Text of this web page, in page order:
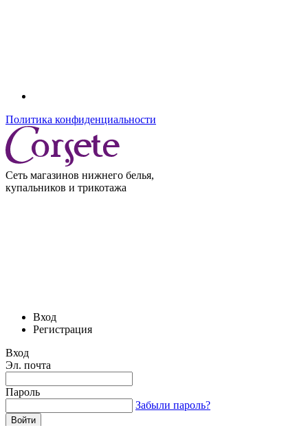
Политика конфиденциальности
Сеть магазинов нижнего белья,
купальников и трикотажа
Вход
Регистрация
Вход
Эл. почта
Пароль
Забыли пароль?